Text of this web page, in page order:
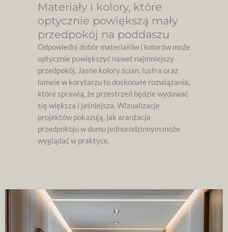
Materiały i kolory, które
optycznie powiększą mały
przedpokój na poddaszu
Odpowiedni dobór materiałów i kolorów może
optycznie powiększyć nawet najmniejszy
przedpokój. Jasne kolory ścian, lustra oraz
lamele w korytarzu to doskonałe rozwiązania,
które sprawią, że przestrzeń będzie wydawać
się większa i jaśniejsza. Wizualizacje
projektów pokazują, jak aranżacja
przedpokoju w domu jednorodzinnym może
wyglądać w praktyce.